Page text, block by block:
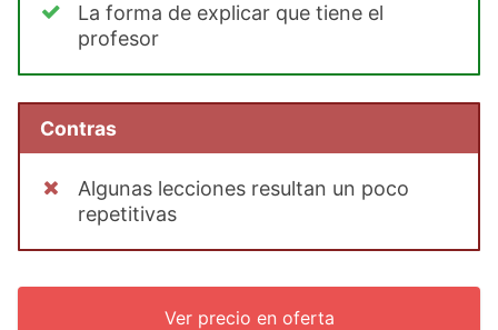
La forma de explicar que tiene el
profesor
Contras
Algunas lecciones resultan un poco
repetitivas
Ver precio en oferta